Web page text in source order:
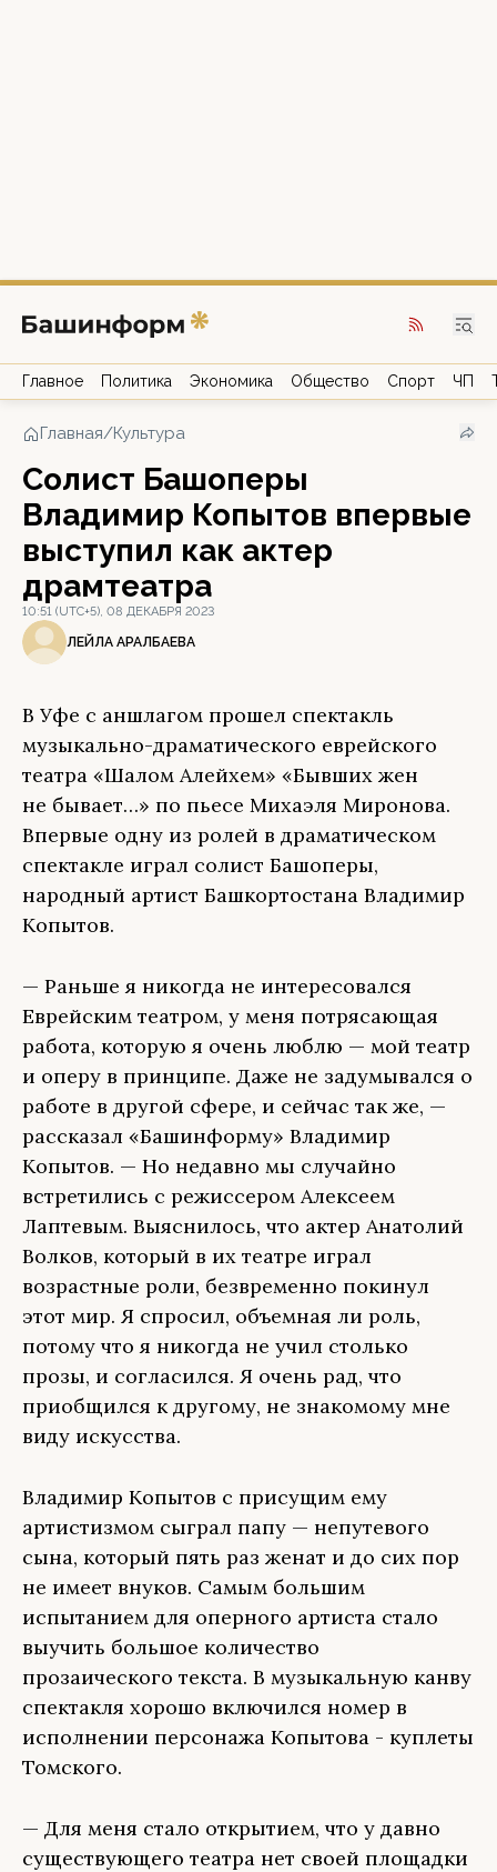
Главное Политика Экономика Общество Спорт ЧП
Главная/Культура
Солист Башоперы
Владимир Копытов впервые
выступил как актер
драмтеатра
10:51 (UTC+5), 08 ДЕКАБРЯ 2023
ЛЕЙЛА АРАЛБАЕВА
В Уфе с аншлагом прошел спектакль
музыкально-драматического еврейского
театра «Шалом Алейхем» «Бывших жен
не бывает…» по пьесе Михаэля Миронова.
Впервые одну из ролей в драматическом
спектакле играл солист Башоперы,
народный артист Башкортостана Владимир
Копытов.
— Раньше я никогда не интересовался
Еврейским театром, у меня потрясающая
работа, которую я очень люблю — мой театр
и оперу в принципе. Даже не задумывался о
работе в другой сфере, и сейчас так же, —
рассказал «Башинформу» Владимир
Копытов. — Но недавно мы случайно
встретились с режиссером Алексеем
Лаптевым. Выяснилось, что актер Анатолий
Волков, который в их театре играл
возрастные роли, безвременно покинул
этот мир. Я спросил, объемная ли роль,
потому что я никогда не учил столько
прозы, и согласился. Я очень рад, что
приобщился к другому, не знакомому мне
виду искусства.
Владимир Копытов с присущим ему
артистизмом сыграл папу — непутевого
сына, который пять раз женат и до сих пор
не имеет внуков. Самым большим
испытанием для оперного артиста стало
выучить большое количество
прозаического текста. В музыкальную канву
спектакля хорошо включился номер в
исполнении персонажа Копытова - куплеты
Томского.
— Для меня стало открытием, что у давно
существующего театра нет своей площадки